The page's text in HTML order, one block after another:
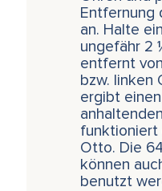
Entfernung
an. Halte
ungefähr 2
entfernt
bzw. linken
ergibt
funktioniert
Otto. Die
können
benutzt